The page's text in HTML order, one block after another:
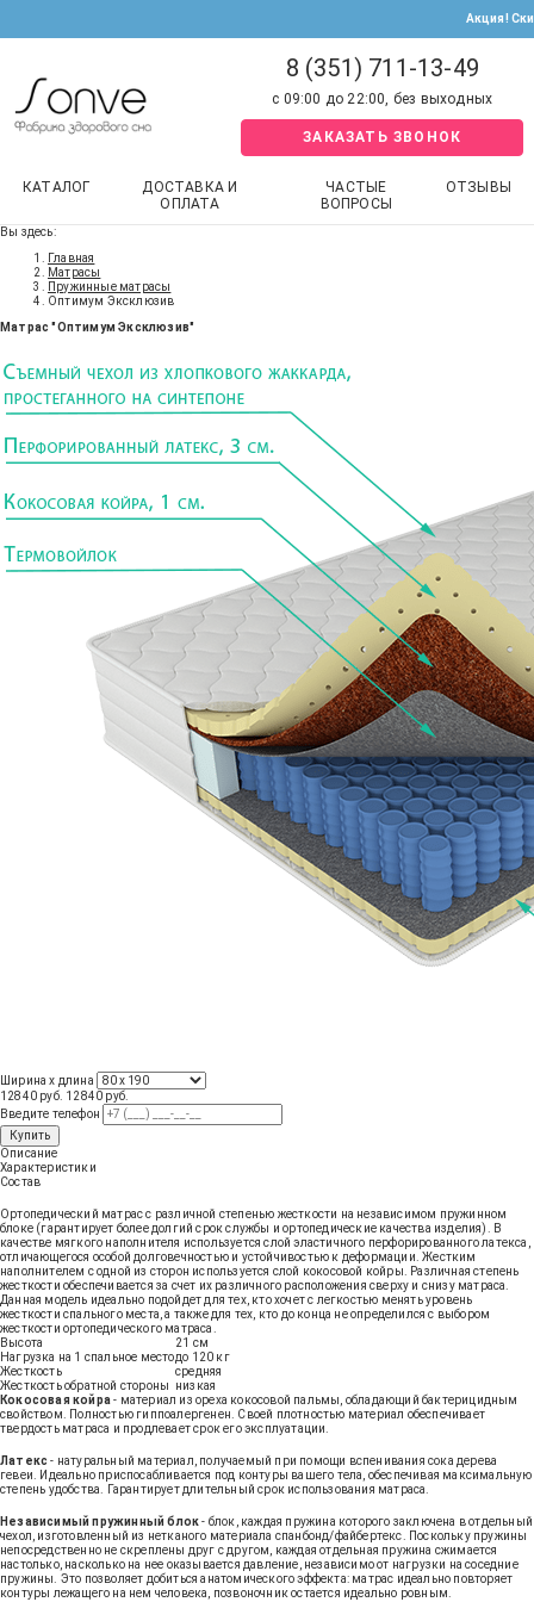
Акция!
КАТАЛОГ
ДОСТАВКА И
ОПЛАТА
ЧАСТЫЕ
ВОПРОСЫ
ОТЗЫВЫ
8 (351) 711-13-49
с 09:00 до 22:00, без выходных
ЗАКАЗАТЬ ЗВОНОК
Вы здесь:
Главная
Матрасы
Пружинные матрасы
Оптимум Эксклюзив
Матрас "Оптимум Эксклюзив"
Ширина х длина
12840 руб. 12840 руб.
Введите телефон
Купить
Описание
Характеристики
Состав
Ортопедический матрас с различной степенью жесткости на независимом пружинном
блоке (гарантирует более долгий срок службы и ортопедические качества изделия). В
качестве мягкого наполнителя используется слой эластичного перфорированного латекса,
отличающегося особой долговечностью и устойчивостью к деформации. Жестким
наполнителем с одной из сторон используется слой кокосовой койры. Различная степень
жесткости обеспечивается за счет их различного расположения сверху и снизу матраса.
Данная модель идеально подойдет для тех, кто хочет с легкостью менять уровень
жесткости спального места, а также для тех, кто до конца не определился с выбором
жесткости ортопедического матраса.
Высота
21 см
Нагрузка на 1 спальное местодо 120 кг
Жесткость
средняя
Жесткость обратной стороны
низкая
Кокосовая койра- материал из ореха кокосовой пальмы, обладающий бактерицидным
свойством. Полностью гиппоалергенен. Своей плотностью материал обеспечивает
твердость матраса и продлевает срок его эксплуатации.
Латекс - натуральный материал, получаемый при помощи вспенивания сока дерева
гевеи. Идеально приспосабливается под контуры вашего тела, обеспечивая максимальную
степень удобства. Гарантирует длительный срок использования матраса.
Независимый пружинный блок- блок, каждая пружина которого заключена в отдельный
чехол, изготовленный из нетканого материала спанбонд/файбертекс. Поскольку пружины
непосредственно не скреплены друг с другом, каждая отдельная пружина сжимается
настолько, насколько на нее оказывается давление, независимо от нагрузки на соседние
пружины. Это позволяет добиться анатомического эффекта: матрас идеально повторяет
контуры лежащего на нем человека, позвоночник остается идеально ровным.